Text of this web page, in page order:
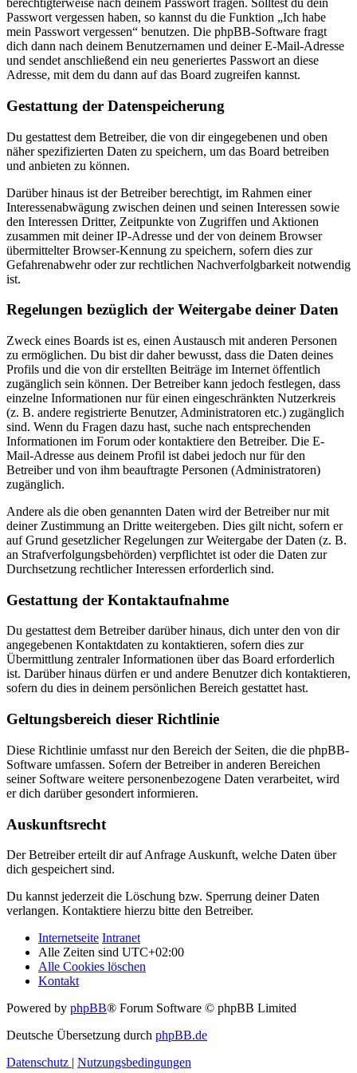
berechtigterweise nach deinem Passwort fragen. Solltest du dein
Passwort vergessen haben, so kannst du die Funktion „Ich habe
mein Passwort vergessen“ benutzen. Die phpBB-Software fragt
dich dann nach deinem Benutzernamen und deiner E-Mail-Adresse
und sendet anschließend ein neu generiertes Passwort an diese
Adresse, mit dem du dann auf das Board zugreifen kannst.
Gestattung der Datenspeicherung
Du gestattest dem Betreiber, die von dir eingegebenen und oben
näher spezifizierten Daten zu speichern, um das Board betreiben
und anbieten zu können.
Darüber hinaus ist der Betreiber berechtigt, im Rahmen einer
Interessenabwägung zwischen deinen und seinen Interessen sowie
den Interessen Dritter, Zeitpunkte von Zugriffen und Aktionen
zusammen mit deiner IP-Adresse und der von deinem Browser
übermittelter Browser-Kennung zu speichern, sofern dies zur
Gefahrenabwehr oder zur rechtlichen Nachverfolgbarkeit notwendig
ist.
Regelungen bezüglich der Weitergabe deiner Daten
Zweck eines Boards ist es, einen Austausch mit anderen Personen
zu ermöglichen. Du bist dir daher bewusst, dass die Daten deines
Profils und die von dir erstellten Beiträge im Internet öffentlich
zugänglich sein können. Der Betreiber kann jedoch festlegen, dass
einzelne Informationen nur für einen eingeschränkten Nutzerkreis
(z. B. andere registrierte Benutzer, Administratoren etc.) zugänglich
sind. Wenn du Fragen dazu hast, suche nach entsprechenden
Informationen im Forum oder kontaktiere den Betreiber. Die E-
Mail-Adresse aus deinem Profil ist dabei jedoch nur für den
Betreiber und von ihm beauftragte Personen (Administratoren)
zugänglich.
Andere als die oben genannten Daten wird der Betreiber nur mit
deiner Zustimmung an Dritte weitergeben. Dies gilt nicht, sofern er
auf Grund gesetzlicher Regelungen zur Weitergabe der Daten (z. B.
an Strafverfolgungsbehörden) verpflichtet ist oder die Daten zur
Durchsetzung rechtlicher Interessen erforderlich sind.
Gestattung der Kontaktaufnahme
Du gestattest dem Betreiber darüber hinaus, dich unter den von dir
angegebenen Kontaktdaten zu kontaktieren, sofern dies zur
Übermittlung zentraler Informationen über das Board erforderlich
ist. Darüber hinaus dürfen er und andere Benutzer dich kontaktieren,
sofern du dies in deinem persönlichen Bereich gestattet hast.
Geltungsbereich dieser Richtlinie
Diese Richtlinie umfasst nur den Bereich der Seiten, die die phpBB-
Software umfassen. Sofern der Betreiber in anderen Bereichen
seiner Software weitere personenbezogene Daten verarbeitet, wird
er dich darüber gesondert informieren.
Auskunftsrecht
Der Betreiber erteilt dir auf Anfrage Auskunft, welche Daten über
dich gespeichert sind.
Du kannst jederzeit die Löschung bzw. Sperrung deiner Daten
verlangen. Kontaktiere hierzu bitte den Betreiber.
Internetseite Intranet
Alle Zeiten sind UTC+02:00
Alle Cookies löschen
Kontakt
Powered by phpBB® Forum Software © phpBB Limited
Deutsche Übersetzung durch phpBB.de
Datenschutz | Nutzungsbedingungen